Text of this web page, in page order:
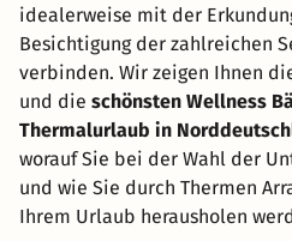
idealerweise mit der
Besichtigung der zahlreichen
verbinden. Wir zeigen Ihnen
und die schönsten Wellness
Thermalurlaub in
worauf Sie bei der Wahl der
und wie Sie durch Thermen
Ihrem Urlaub herausholen